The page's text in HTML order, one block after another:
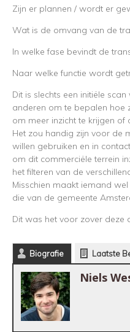
Zijn er plannen / wordt er
Wat is de omvang van de
In welke fase bevindt de
Naar welke functie wordt
Dit is slechts een initiële
anderen om te bepalen hoe
om meer inzicht te krijgen
Het zou handig zijn voor de
willen gebruiken en in
om dit commerciële terrein
het filteren van de
Misschien maakt iemand
die van de gemeente
Dit was het voor zover deze
Biografie Laatste
Niels